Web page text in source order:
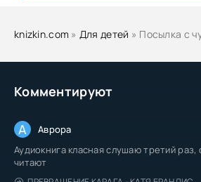
Комментируют
А Аврора
Аудиокнига класная слушаю третий раз,
читают
knizkin.com » Для детей » Посылка с